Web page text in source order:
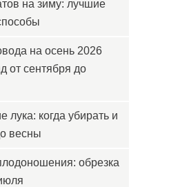
на зиму: лучшие
на осень 2026
от сентября до
лука: когда убирать и
весны
обрезка